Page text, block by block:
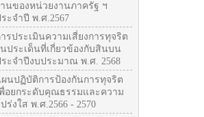
านของหน่วยงานภาครัฐ ฯ
ะจำปี พ.ศ.2567
รประเมินความเสี่ยงการทุจริต
นประเด็นที่เกี่ยวข้องกับสินบน
ะจำปีงบประมาณ พ.ศ. 2568
ผนปฏิบัติการป้องกันการทุจริต
พื่อยกระดับคุณธรรมและความ
ปร่งใส พ.ศ.2566 - 2570